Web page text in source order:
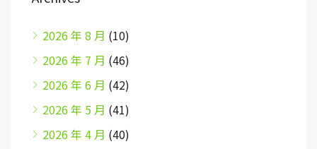
2026 年 8 月 (10)
2026 年 7 月 (46)
2026 年 6 月 (42)
2026 年 5 月 (41)
2026 年 4 月 (40)